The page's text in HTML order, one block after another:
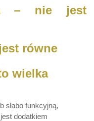
– nie jest
równe
wielka
słabo funkcyjną,
dodatkiem